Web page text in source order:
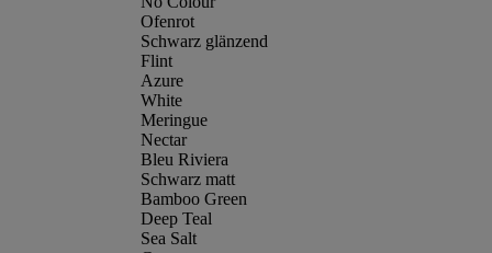
Ofenrot
Schwarz glänzend
Flint
Azure
White
Meringue
Nectar
Bleu Riviera
Schwarz matt
Bamboo Green
Deep Teal
Sea Salt